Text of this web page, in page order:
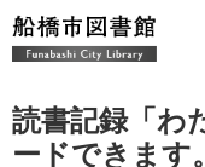
読書記録「わ
ードできます。